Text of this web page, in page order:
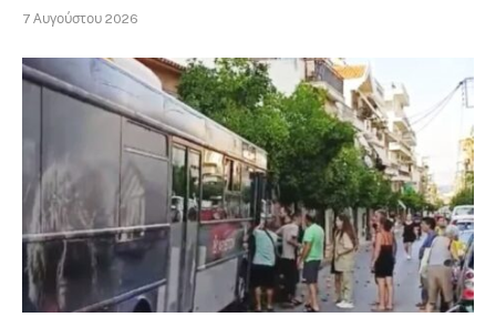
7 Αυγούστου 2026